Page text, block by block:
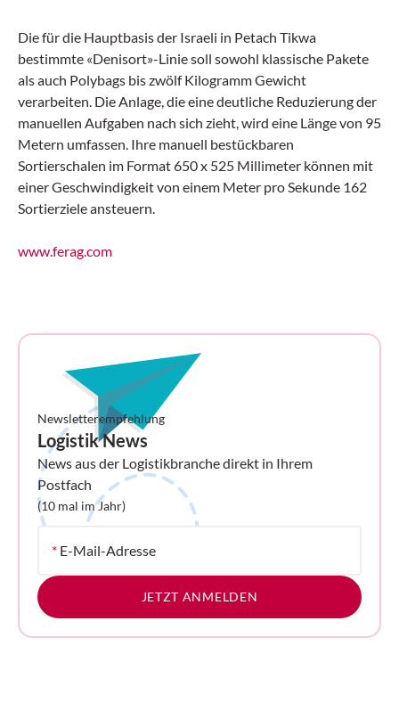
Die für die Hauptbasis der Israeli in Petach Tikwa
bestimmte «Denisort»-Linie soll sowohl klassische Pakete
als auch Polybags bis zwölf Kilogramm Gewicht
verarbeiten. Die Anlage, die eine deutliche Reduzierung der
manuellen Aufgaben nach sich zieht, wird eine Länge von 95
Metern umfassen. Ihre manuell bestückbaren
Sortierschalen im Format 650 x 525 Millimeter können mit
einer Geschwindigkeit von einem Meter pro Sekunde 162
Sortierziele ansteuern.
www.ferag.com
Newsletterempfehlung
Logistik News
News aus der Logistikbranche direkt in Ihrem
Postfach
(10 mal im Jahr)
* E-Mail-Adresse
JETZT ANMELDEN